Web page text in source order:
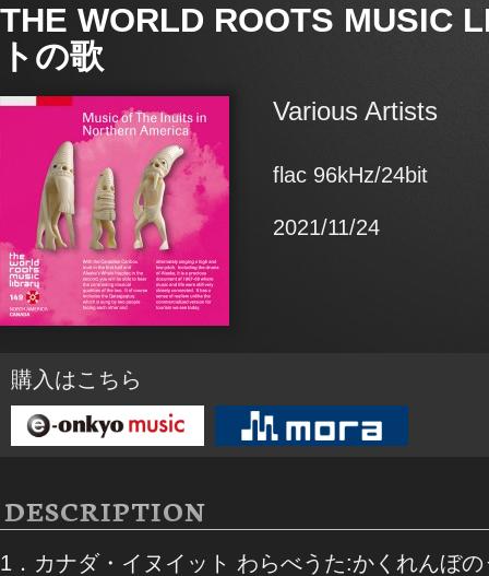
THE WORLD ROOTS MUSIC
トの歌
Various Artists
flac 96kHz/24bit
2021/11/24
購入はこちら
DESCRIPTION
1．カナダ・イヌイット わらべうた:かくれんぼの